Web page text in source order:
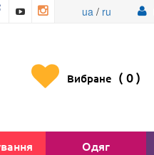
ua/ ru
Вибране ( 0)
Одяг